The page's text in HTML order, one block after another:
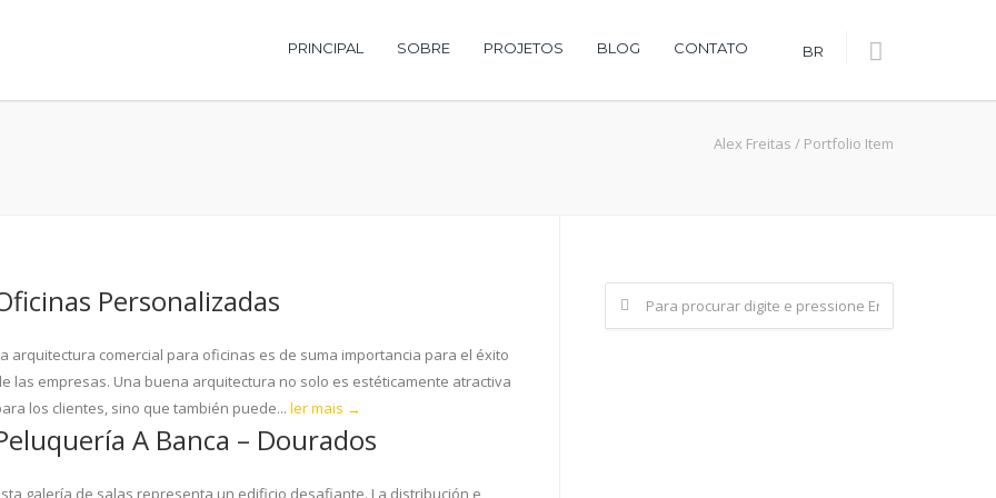
PRINCIPAL SOBRE PROJETOS BLOG CONTATO BR
Alex Freitas / Portfolio Item
Personalizadas
arquitectura comercial para oficinas es de suma importancia para el éxito
las empresas. Una buena arquitectura no solo es estéticamente atractiva
los clientes, sino que también puede... ler mais →
A Banca – Dourados
galería de salas representa un edificio desafiante. La distribución e